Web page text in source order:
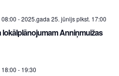
-2025.gada 25. jūnijs plkst. 17:00
Anniņmuižas
- 19:30